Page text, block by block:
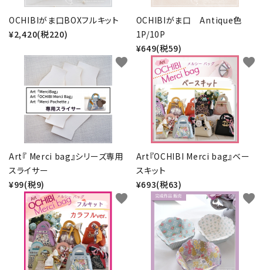
基本材料
グループ
ガイドライン
お問い合わせ
OCHIBIがま口BOXフルキット
¥2,420(税220)
OCHIBIがま口 Antique色
1P/10P
¥649(税59)
Art『 Merci bag』シリーズ専用
スライサー
¥99(税9)
favorite
Art『OCHIBI Merci bag』ベー
スキット
¥693(税63)
favorite
favorite favorite